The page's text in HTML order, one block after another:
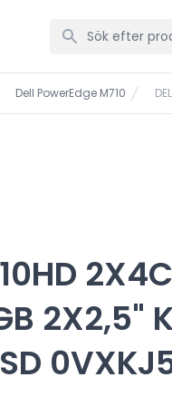
Dell PowerEdge M710
2X2,5"